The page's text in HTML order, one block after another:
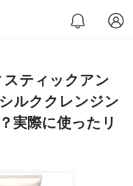
ティックアン
ルククレンジン
実際に使ったリ